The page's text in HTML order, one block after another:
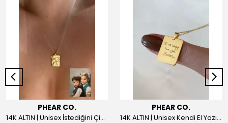
PHEAR CO.
14K ALTIN | Unisex İstediğini Çizdir Kolye
PHEAR CO.
14K ALTIN | Unisex Kendi El Yazın ile İstediğini Yazdır Plaka Kolye